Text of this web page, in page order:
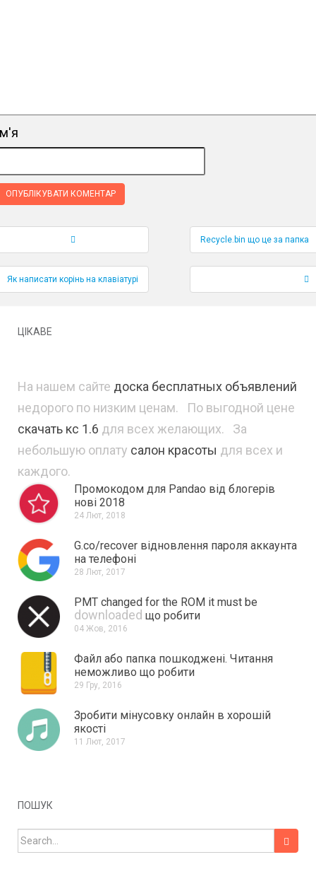
по публікаціям
Як написати корінь на клавіатурі
Recycle.bin що це за папка
ЦІКАВЕ
На нашем сайте доска бесплатных объявлений
недорого по низким ценам. По выгодной цене
скачать кс 1.6 для всех желающих. За
небольшую оплату салон красоты для всех и
каждого.
Промокодом для Pandao від блогерів
нові 2018
24 Лют, 2018
G.co/recover відновлення пароля аккаунта
на телефоні
28 Лют, 2017
PMT changed for the ROM it must be
downloaded що робити
04 Жов, 2016
Файл або папка пошкоджені. Читання
неможливо що робити
29 Гру, 2016
Зробити мінусовку онлайн в хорошій
якості
11 Лют, 2017
ПОШУК
Search for: